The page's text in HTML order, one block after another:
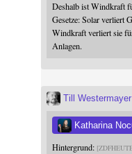
Deshalb ist Windkraft
Gesetze: Solar verliert
Windkraft verliert sie
Anlagen.
Till Westermayer
Katharina
Hintergrund: